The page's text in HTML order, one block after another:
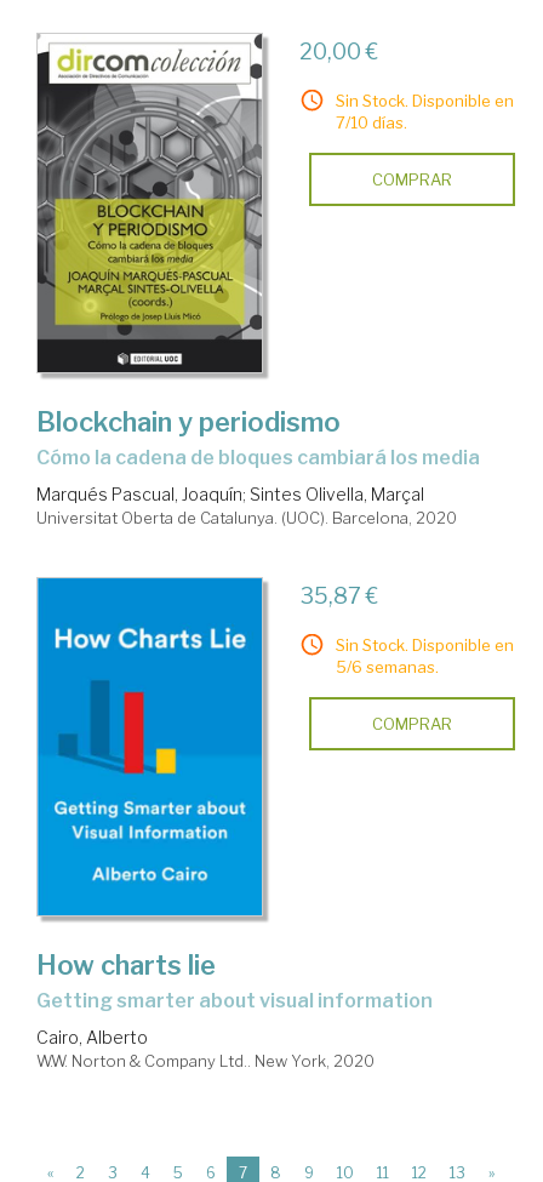
20,00 €
Sin Stock. Disponible en
7/10 días.
COMPRAR
Blockchain y periodismo
cómo la cadena de bloques cambiará los media
Marqués Pascual, Joaquín; Sintes Olivella, Marçal
Universitat Oberta de Catalunya. (UOC). Barcelona, 2020
35,87 €
Sin Stock. Disponible en
5/6 semanas.
COMPRAR
How charts lie
getting smarter about visual information
Cairo, Alberto
W.W. Norton & Company Ltd.. New York, 2020
« 2 3 4 5 6 7(current)
8 9 10 11 12 13 »